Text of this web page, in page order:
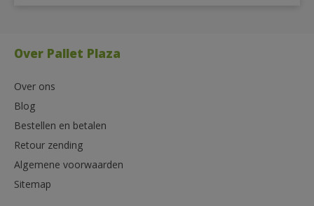
Over Pallet Plaza
Over ons
Blog
Bestellen en betalen
Retour zending
Algemene voorwaarden
Sitemap